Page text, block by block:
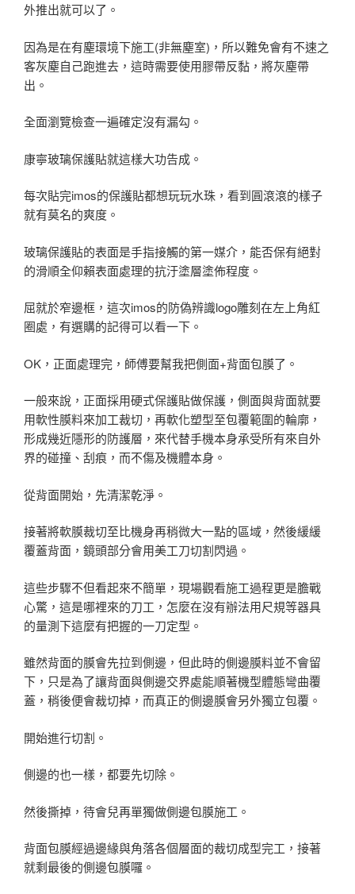
外推出就可以了。
因為是在有塵環境下施工(非無塵室)，所以難免會有不速之
客灰塵自己跑進去，這時需要使用膠帶反黏，將灰塵帶
出。
全面瀏覽檢查一遍確定沒有漏勾。
康寧玻璃保護貼就這樣大功告成。
每次貼完imos的保護貼都想玩玩水珠，看到圓滾滾的樣子
就有莫名的爽度。
玻璃保護貼的表面是手指接觸的第一媒介，能否保有絕對
的滑順全仰賴表面處理的抗汙塗層塗佈程度。
屈就於窄邊框，這次imos的防偽辨識logo雕刻在左上角紅
圈處，有選購的記得可以看一下。
OK，正面處理完，師傅要幫我把側面+背面包膜了。
一般來說，正面採用硬式保護貼做保護，側面與背面就要
用軟性膜料來加工裁切，再軟化塑型至包覆範圍的輪廓，
形成幾近隱形的防護層，來代替手機本身承受所有來自外
界的碰撞、刮痕，而不傷及機體本身。
從背面開始，先清潔乾淨。
接著將軟膜裁切至比機身再稍微大一點的區域，然後緩緩
覆蓋背面，鏡頭部分會用美工刀切割閃過。
這些步驟不但看起來不簡單，現場觀看施工過程更是膽戰
心驚，這是哪裡來的刀工，怎麼在沒有辦法用尺規等器具
的量測下這麼有把握的一刀定型。
雖然背面的膜會先拉到側邊，但此時的側邊膜料並不會留
下，只是為了讓背面與側邊交界處能順著機型體態彎曲覆
蓋，稍後便會裁切掉，而真正的側邊膜會另外獨立包覆。
開始進行切割。
側邊的也一樣，都要先切除。
然後撕掉，待會兒再單獨做側邊包膜施工。
背面包膜經過邊緣與角落各個層面的裁切成型完工，接著
就剩最後的側邊包膜囉。